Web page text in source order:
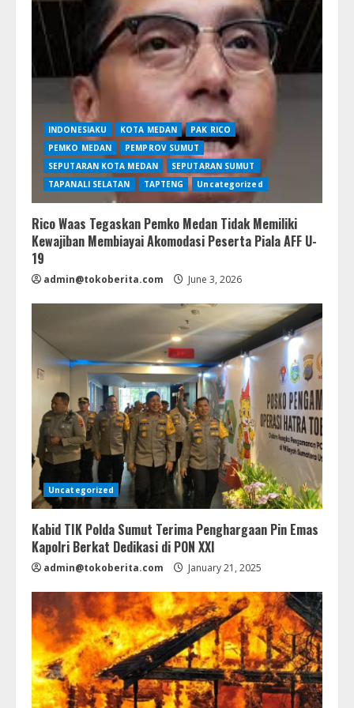
INDONESIAKU KOTA MEDAN
PAK RICO
PEMKO MEDAN
PEMPROV SUMUT
SEPUTARAN KOTA MEDAN
SEPUTARAN SUMUT
TAPANALI SELATAN
TAPTENG Uncategorized
Rico Waas Tegaskan Pemko Medan Tidak Memiliki
Kewajiban Membiayai Akomodasi Peserta Piala AFF U-
19
admin@tokoberita.com June 3, 2026
Uncategorized
Kabid TIK Polda Sumut Terima Penghargaan Pin Emas
Kapolri Berkat Dedikasi di PON XXI
admin@tokoberita.com January 21, 2025